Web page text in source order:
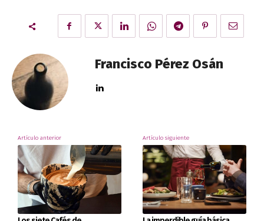
Francisco Pérez Osán
Artículo anterior Artículo siguiente